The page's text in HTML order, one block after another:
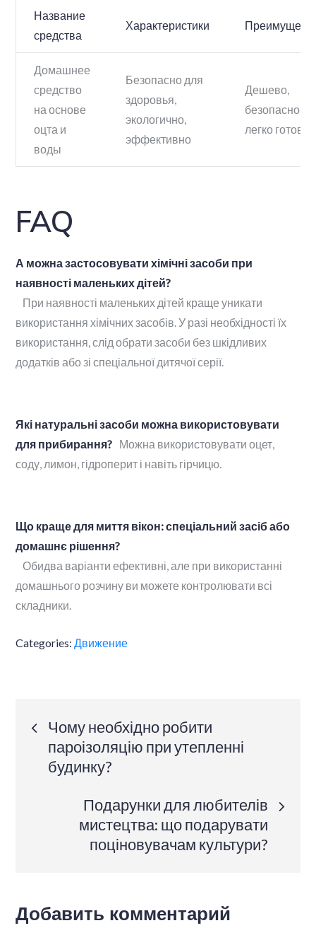
Название
средства
Характеристики
Домашнее
средство
на основе
оцта и
воды
Безопасно для
здоровья,
экологично,
эффективно
Дешево,
безопасно,
легко
FAQ
А можна застосовувати хімічні засоби при
наявності маленьких дітей?
При наявності маленьких дітей краще уникати
використання хімічних засобів. У разі необхідності їх
використання, слід обрати засоби без шкідливих
додатків або зі спеціальної дитячої серії.
Які натуральні засоби можна використовувати
для прибирання? Можна використовувати оцет,
соду, лимон, гідроперит і навіть гірчицю.
Що краще для миття вікон: спеціальний засіб або
домашнє рішення?
Обидва варіанти ефективні, але при використанні
домашнього розчину ви можете контролювати всі
складники.
Categories:Движение
Навигация
по
записям
Чому необхідно робити
пароізоляцію при утепленні
будинку?
Подарунки для любителів
мистецтва: що подарувати
поціновувачам культури?
Добавить комментарий